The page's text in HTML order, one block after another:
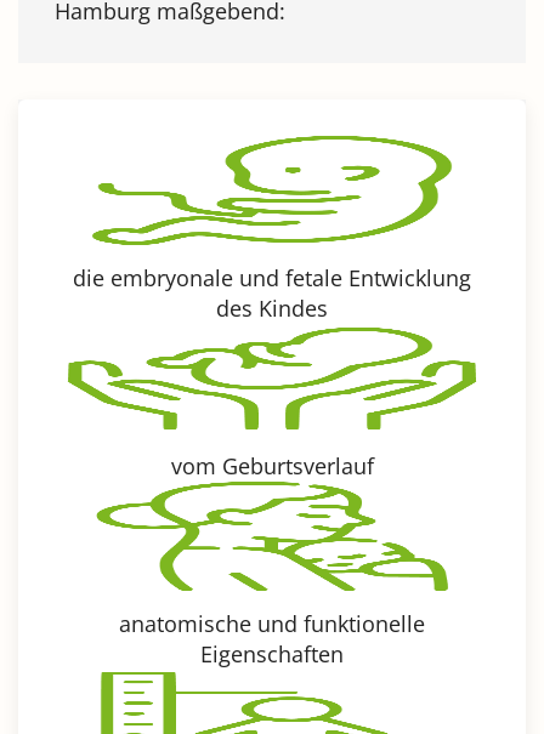
Hamburg maßgebend:
die embryonale und fetale Entwicklung
des Kindes
vom Geburtsverlauf
anatomische und funktionelle
Eigenschaften